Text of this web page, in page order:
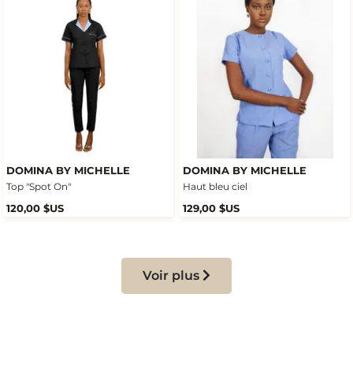
DOMINA BY MICHELLE
Top "Spot On"
120,00 $US
DOMINA BY MICHELLE
Haut bleu ciel
129,00 $US
Voir plus